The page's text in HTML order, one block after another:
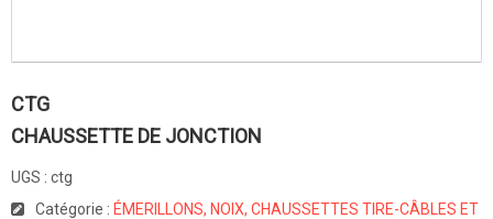
CTG
CHAUSSETTE DE JONCTION
UGS : ctg
Catégorie : ÉMERILLONS, NOIX, CHAUSSETTES TIRE-CÂBLES ET